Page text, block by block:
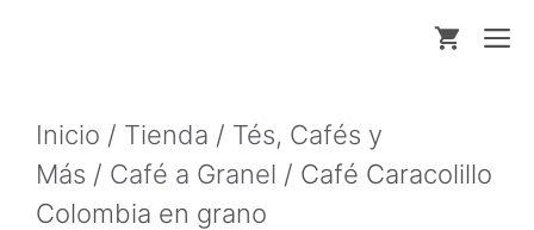
Inicio / Tienda / Tés, Cafés y
Más / Café a Granel / Café Caracolillo
Colombia en grano